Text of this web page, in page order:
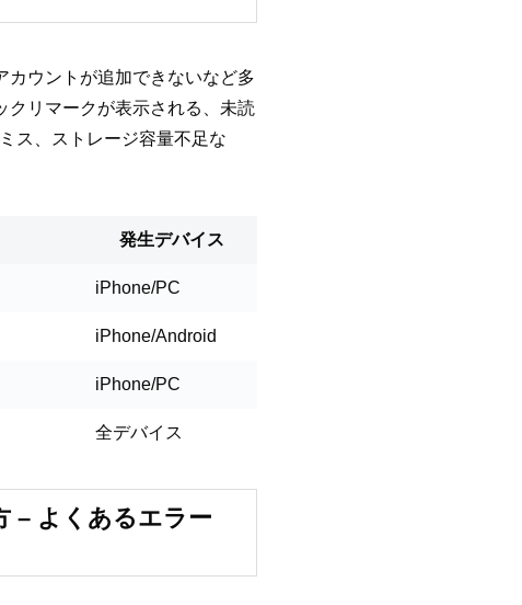
カウントが追加できないなど多
リマークが表示される、未読
ス、ストレージ容量不足な
発生デバイス
iPhone/PC
iPhone/Android
iPhone/PC
全デバイス
– よくあるエラー